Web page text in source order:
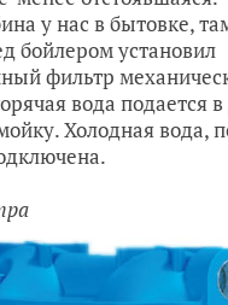
у нас в бытовке,
бойлером установил
фильтр
вода подается
Холодная вода,